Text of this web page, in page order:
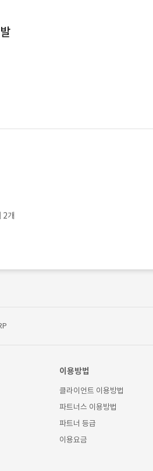
2개
이용방법
클라이언트 이용방법
파트너스 이용방법
파트너 등급
이용요금